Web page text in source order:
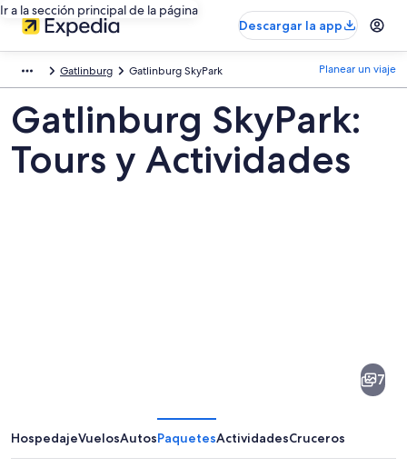
Ir a la sección principal de la página
Descargar la app
Gatlinburg Gatlinburg SkyPark Planear un viaje
Gatlinburg SkyPark:
Tours y Actividades
7
HospedajeVuelosAutosPaquetesActividadesCruceros